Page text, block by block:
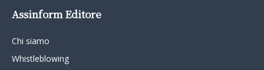
Assinform Editore
Chi siamo
Whistleblowing